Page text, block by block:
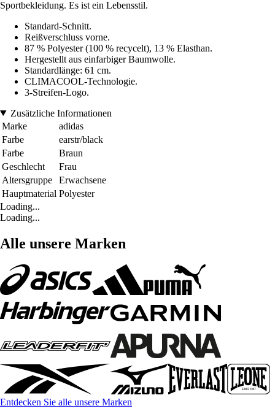
Sportbekleidung. Es ist ein Lebensstil.
Standard-Schnitt.
Reißverschluss vorne.
87 % Polyester (100 % recycelt), 13 % Elasthan.
Hergestellt aus einfarbiger Baumwolle.
Standardlänge: 61 cm.
CLIMACOOL-Technologie.
3-Streifen-Logo.
Zusätzliche Informationen
Marke
adidas
Farbe
earstr/black
Farbe
Braun
Geschlecht
Frau
Altersgruppe
Erwachsene
Hauptmaterial Polyester
Loading...
Loading...
Alle unsere Marken
Entdecken Sie alle unsere Marken